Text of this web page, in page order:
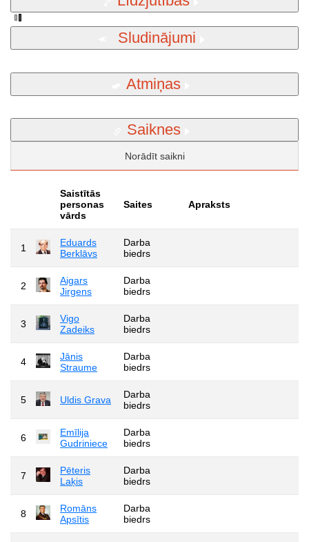
Sludinājumi
Atmiņas
Saiknes
Norādīt saikni
Saistītās
personas
vārds
Saites Apraksts
1
Eduards
Berklāvs
Darba
biedrs
2
Aigars
Jirgens
Darba
biedrs
3
Vigo
Zadeiks
Darba
biedrs
4
Jānis
Straume
Darba
biedrs
5 Uldis Grava
Darba
biedrs
6
Emīlija
Gudriniece
Darba
biedrs
7
Pēteris
Laķis
Darba
biedrs
8
Romāns
Apsītis
Darba
biedrs